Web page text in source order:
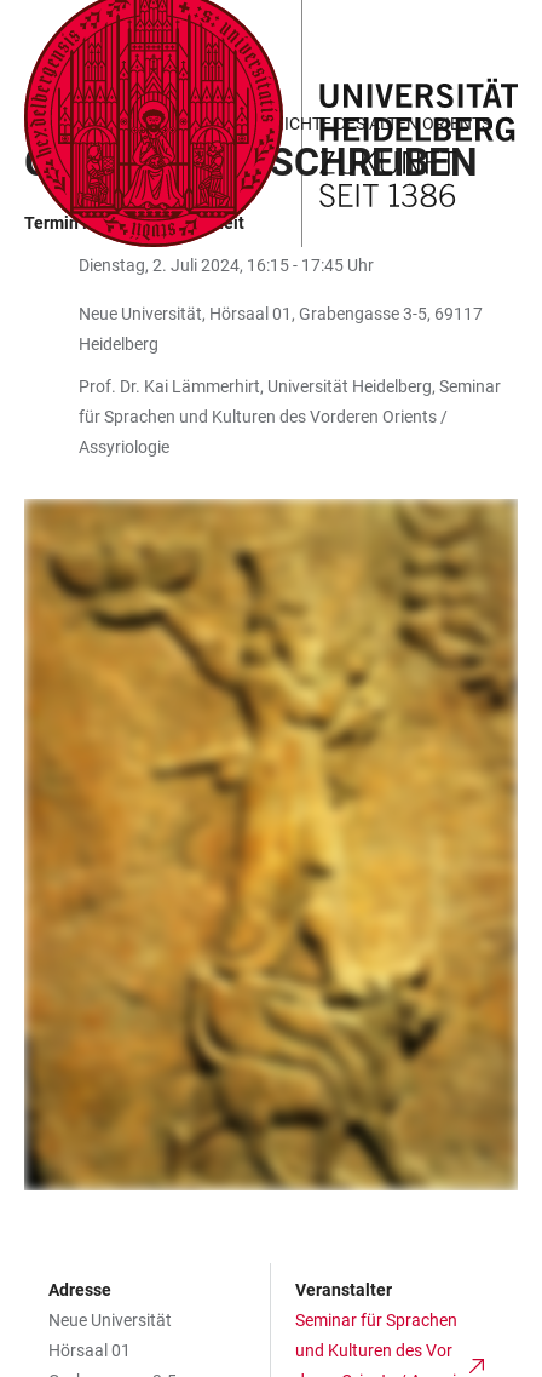
LINKS
ZUR
BARRIEREFREIHEIT
ZUM
HAUPTINHALT
HAUPTNAVIGATION
ÖFFNEN
WEBSEITENSUCHE
ÖFFNEN
RINGVORLESUNG: KULTURGESCHICHTE DES ALTEN ORIENTS
GESCHICHTE SCHREIBEN
Termin in der Vergangenheit
Dienstag, 2. Juli 2024, 16:15 - 17:45 Uhr
Neue Universität, Hörsaal 01, Grabengasse 3-5, 69117
Heidelberg
Prof. Dr. Kai Lämmerhirt, Universität Heidelberg, Seminar
für Sprachen und Kulturen des Vorderen Orients /
Assyriologie
Adresse
Neue Universität
Hörsaal 01
Veranstalter
Seminar für Sprachen
und Kulturen des Vor